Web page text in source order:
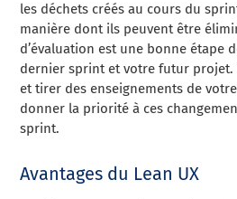
les déchets créés au cours du
manière dont ils peuvent être
d’évaluation est une bonne étape
dernier sprint et votre futur projet.
et tirer des enseignements de
donner la priorité à ces
sprint.
Avantages du Lean UX